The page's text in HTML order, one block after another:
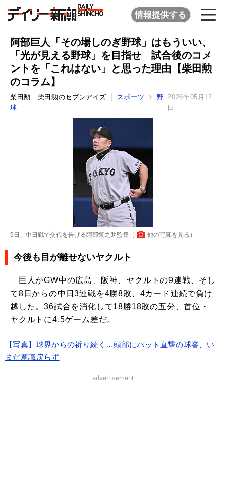
情報提供する
阿部巨人「その場しのぎ野球」はもういい、
「光が見える野球」を目指せ 試合後のコメ
ントを「これはない」と思った理由【柴田勲
のコラム】
柴田勲 柴田勲のセブンアイズ スポーツ
野
球
2026年05月12
日
9日、中日戦で交代を告げる阿部慎之助監督（ 他の写真を見る ）
今後も目が離せないヤクルト
巨人がGW中の広島、阪神、ヤクルトの9連戦、そし
て8日からの中日3連戦を4勝8敗、4カード連続で負け
越した。36試合を消化して18勝18敗の五分、首位・
ヤクルトに4.5ゲーム差だ。
【写真】球界からの祈り続く…頭部にバット直撃の球審、い
まだ意識戻らず
advertisement